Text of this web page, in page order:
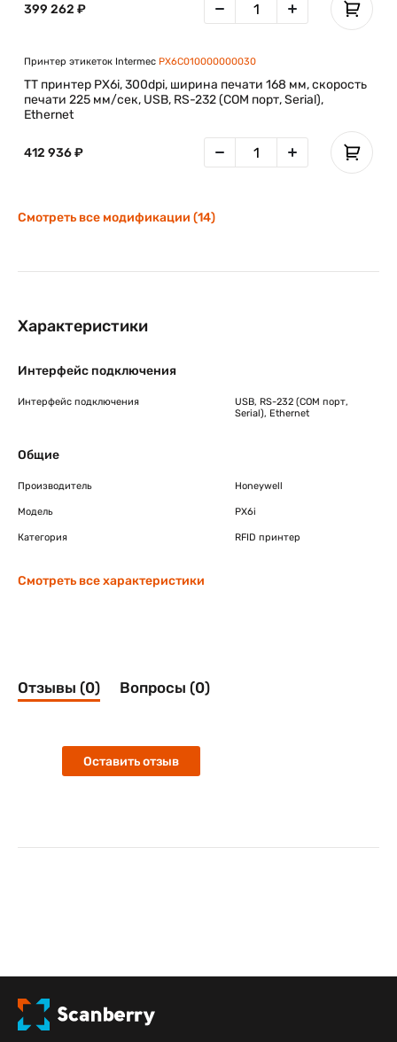
399 262 ₽
Принтер этикеток Intermec PX6C010000000030
TT принтер PX6i, 300dpi, ширина печати 168 мм, скорость
печати 225 мм/сек, USB, RS-232 (COM порт, Serial),
Ethernet
412 936 ₽
Смотреть все модификации (14)
Характеристики
Интерфейс подключения
Интерфейс подключения
USB, RS-232 (COM порт,
Serial), Ethernet
Общие
Производитель Honeywell
Модель PX6i
Категория RFID принтер
Смотреть все характеристики
Отзывы (0) Вопросы (0)
Оставить отзыв